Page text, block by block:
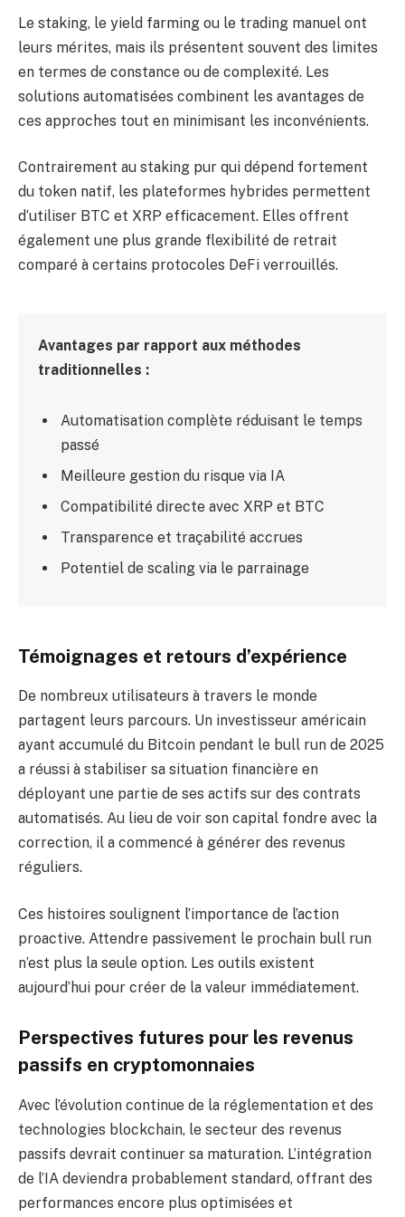
Le staking, le yield farming ou le trading manuel ont
leurs mérites, mais ils présentent souvent des limites
en termes de constance ou de complexité. Les
solutions automatisées combinent les avantages de
ces approches tout en minimisant les inconvénients.
Contrairement au staking pur qui dépend fortement
du token natif, les plateformes hybrides permettent
d’utiliser BTC et XRP efficacement. Elles offrent
également une plus grande flexibilité de retrait
comparé à certains protocoles DeFi verrouillés.
Avantages par rapport aux méthodes
traditionnelles :
Automatisation complète réduisant le temps
passé
Meilleure gestion du risque via IA
Compatibilité directe avec XRP et BTC
Transparence et traçabilité accrues
Potentiel de scaling via le parrainage
Témoignages et retours d’expérience
De nombreux utilisateurs à travers le monde
partagent leurs parcours. Un investisseur américain
ayant accumulé du Bitcoin pendant le bull run de 2025
a réussi à stabiliser sa situation financière en
déployant une partie de ses actifs sur des contrats
automatisés. Au lieu de voir son capital fondre avec la
correction, il a commencé à générer des revenus
réguliers.
Ces histoires soulignent l’importance de l’action
proactive. Attendre passivement le prochain bull run
n’est plus la seule option. Les outils existent
aujourd’hui pour créer de la valeur immédiatement.
Perspectives futures pour les revenus
passifs en cryptomonnaies
Avec l’évolution continue de la réglementation et des
technologies blockchain, le secteur des revenus
passifs devrait continuer sa maturation. L’intégration
de l’IA deviendra probablement standard, offrant des
performances encore plus optimisées et